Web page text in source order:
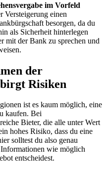
im Vorfeld
Versteigerung einen
besorgen, da du
als Sicherheit hinterlegen
mit der Bank zu sprechen und
der
Risiken
ist es kaum möglich, eine
kaufen. Bei
Bieter, die alle unter Wert
hohes Risiko, dass du eine
solltest du also genau
wie möglich
entscheidest.